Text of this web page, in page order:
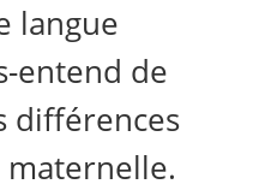
langue
entend de
différences
maternelle.